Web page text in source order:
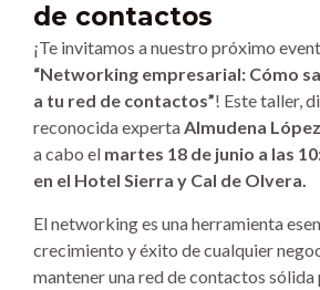
de contactos
¡Te invitamos a nuestro próximo
“Networking empresarial: Cómo
a tu red de contactos”! Este taller,
reconocida expertaAlmudena
a cabo el martes 18 de junio a las
en el Hotel Sierra y Cal de Olvera.
El networking es una herramienta
crecimiento y éxito de cualquier
mantener una red de contactos